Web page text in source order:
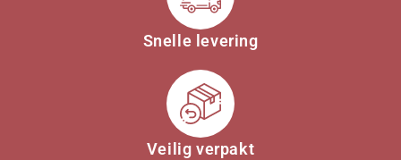
Snelle levering
Veilig verpakt